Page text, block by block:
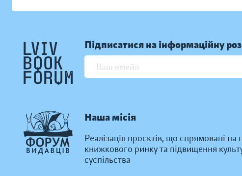
Підписатися на інформаційну
Наша місія
Реалізація проєктів, що спрямовані
книжкового ринку та підвищення
суспільства